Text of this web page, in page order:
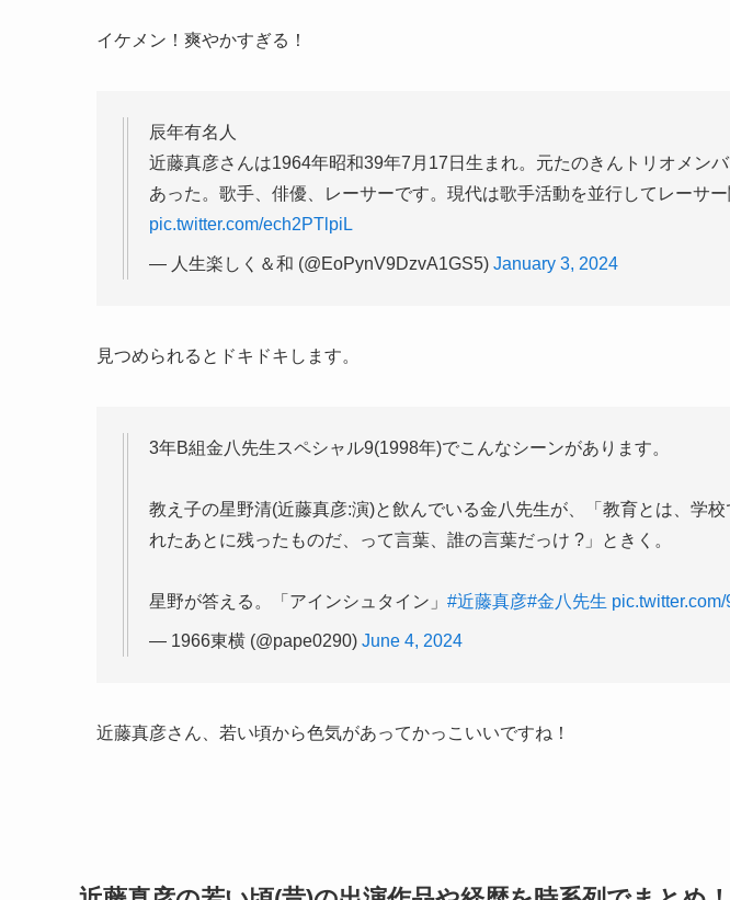
イケメン！爽やかすぎる！
辰年有名人
近藤真彦さんは1964年昭和39年7月17日生まれ。元たのきんトリオメン
あった。歌手、俳優、レーサーです。現代は歌手活動を並行してレーサー
pic.twitter.com/ech2PTlpiL
— 人生楽しく＆和 (@EoPynV9DzvA1GS5) January 3, 2024
見つめられるとドキドキします。
3年B組金八先生スペシャル9(1998年)でこんなシーンがあります。
教え子の星野清(近藤真彦:演)と飲んでいる金八先生が、「教育とは、学
れたあとに残ったものだ、って言葉、誰の言葉だっけ ?」ときく。
星野が答える。「アインシュタイン」 #近藤真彦#金八先生
— 1966東横 (@pape0290) June 4, 2024
近藤真彦さん、若い頃から色気があってかっこいいですね！